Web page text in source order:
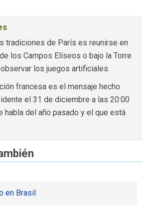
tradiciones de París es reunirse en
los Campos Elíseos o bajo la Torre
los juegos artificiales.
francesa es el mensaje hecho
el 31 de diciembre a las 20:00
habla del año pasado y el que está
en Brasil